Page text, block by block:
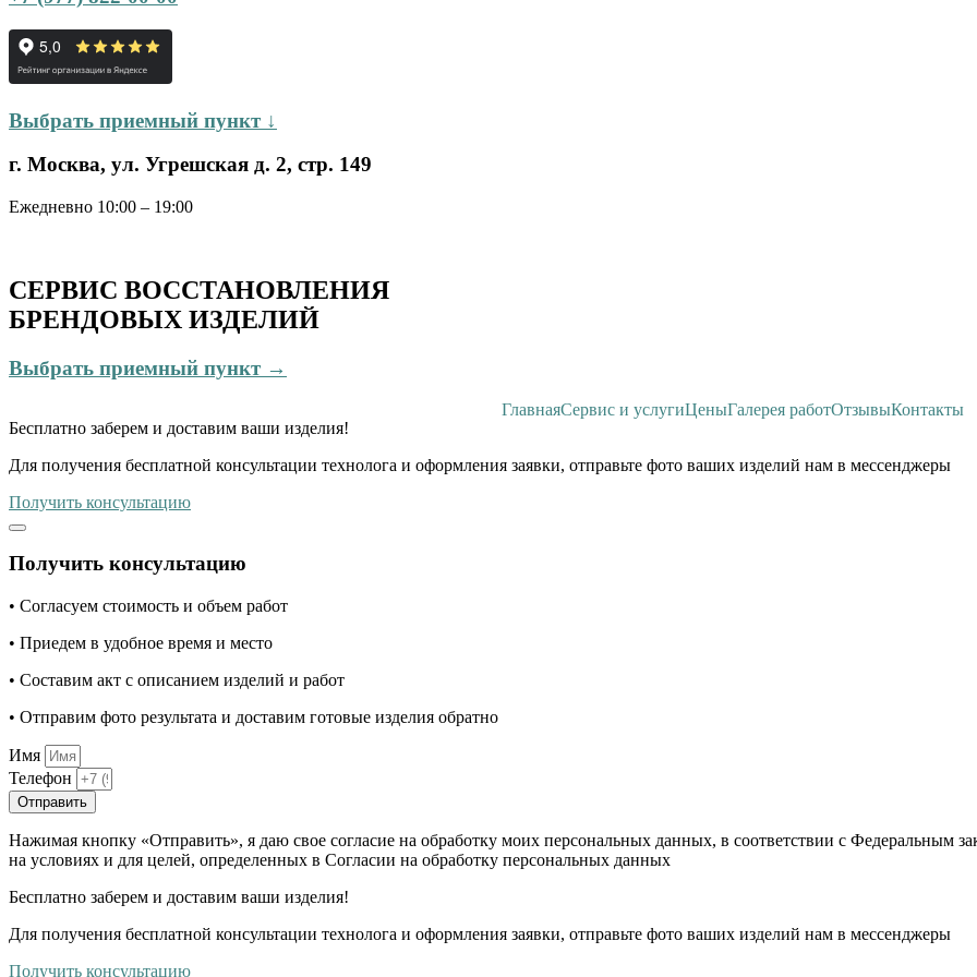
Выбрать приемный пункт ↓
г. Москва, ул. Угрешская д. 2, стр. 149
Ежедневно 10:00 – 19:00
СЕРВИС ВОССТАНОВЛЕНИЯ
БРЕНДОВЫХ ИЗДЕЛИЙ
Выбрать приемный пункт →
ГлавнаяСервис и услугиЦеныГалерея работОтзывыКонтакты
Бесплатно заберем и доставим ваши изделия!
Для получения бесплатной консультации технолога и оформления заявки, отправьте фото ваших изделий нам в мессенджеры
Получить консультацию
Получить консультацию
• Согласуем стоимость и объем работ
• Приедем в удобное время и место
• Составим акт с описанием изделий и работ
• Отправим фото результата и доставим готовые изделия обратно
Имя
Телефон
Отправить
Нажимая кнопку «Отправить», я даю свое согласие на обработку моих персональных данных, в соответствии с Федеральным
на условиях и для целей, определенных в Согласии на обработку персональных данных
Бесплатно заберем и доставим ваши изделия!
Для получения бесплатной консультации технолога и оформления заявки, отправьте фото ваших изделий нам в мессенджеры
Получить консультацию